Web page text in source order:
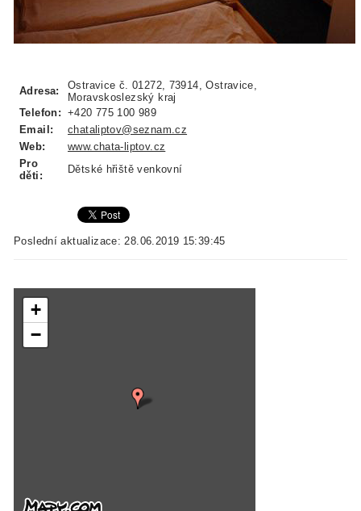
Adresa:
Ostravice č. 01272, 73914, Ostravice,
Moravskoslezský kraj
Telefon: +420 775 100 989
Email:
chataliptov@seznam.cz
Web:
www.chata-liptov.cz
Pro
děti:
Dětské hřiště venkovní
Poslední aktualizace: 28.06.2019 15:39:45
+
−